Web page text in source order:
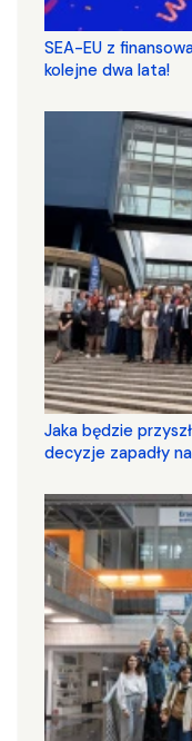
SEA-EU z
kolejne dwa lata!
Jaka będzie
decyzje zapadły